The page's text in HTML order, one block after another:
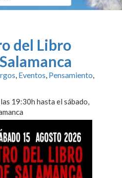
del Libro
, Eventos, Pensamiento,
19:30h hasta el sábado,